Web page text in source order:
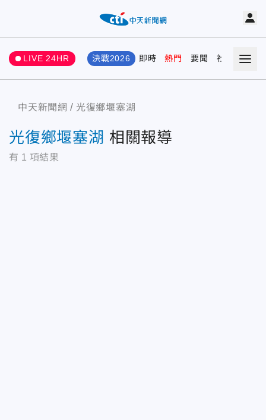
LIVE 24HR 決戰2026 即時 熱門 要聞 社會 娛樂
中天新聞網 光復鄉堰塞湖
光復鄉堰塞湖 相關報導
有 1 項結果